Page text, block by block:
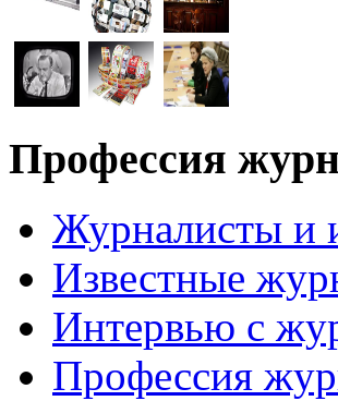
Профессия
Журналисты и
Известные
Интервью с
Профессия